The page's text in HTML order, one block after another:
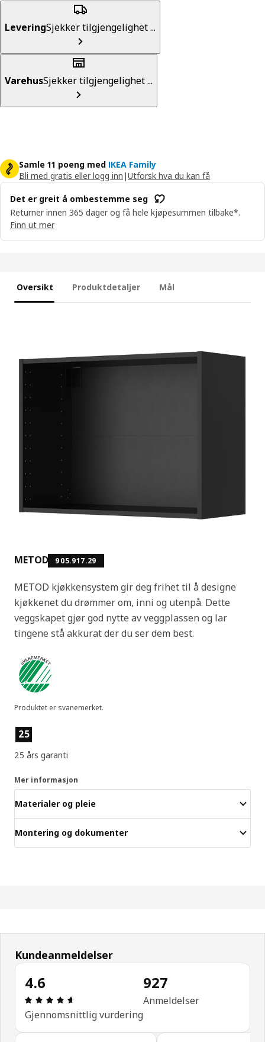
LeveringSjekker tilgjengelighet ...
VarehusSjekker tilgjengelighet ...
Samle 11 poeng med IKEA Family
Bli med gratis eller logg inn |Utforsk hva du kan få
Det er greit å ombestemme seg
Returner innen 365 dager og få hele kjøpesummen tilbake*.
Finn ut mer
Oversikt Produktdetaljer Mål
METOD 905.917.29
METOD kjøkkensystem gir deg frihet til å designe
kjøkkenet du drømmer om, inni og utenpå. Dette
veggskapet gjør god nytte av veggplassen og lar
tingene stå akkurat der du ser dem best.
Produktet er svanemerket.
Produktfunksjoner
25
25 års garanti
Mer informasjon
Materialer og pleie
Montering og dokumenter
Kundeanmeldelser
4.6
Produktomtale: 4.6 ingen kundevurdering 5
Gjennomsnittlig vurdering
927
Anmeldelser
Hopp over kundeanmeldelser